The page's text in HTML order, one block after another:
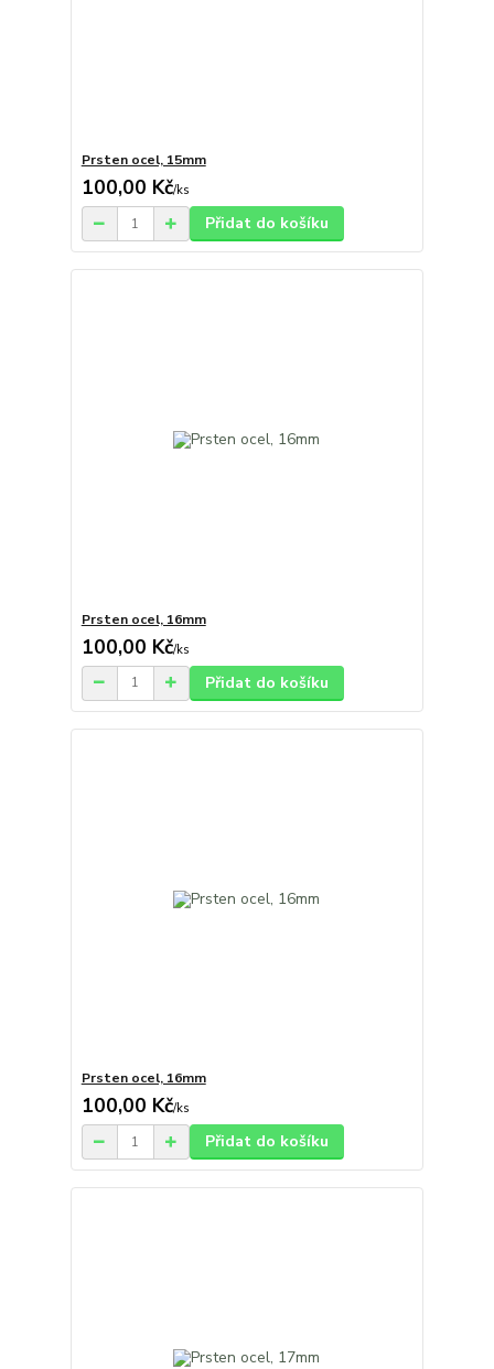
Prsten ocel, 15mm
100,00 Kč/ks
Přidat do košíku
Prsten ocel, 16mm
100,00 Kč/ks
Přidat do košíku
Prsten ocel, 16mm
100,00 Kč/ks
Přidat do košíku